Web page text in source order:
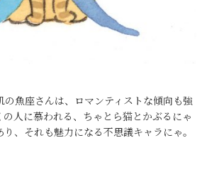
魚座さんは、ロマンティストな傾向も強
の人に慕われる、ちゃとら猫とかぶるにゃ
、それも魅力になる不思議キャラにゃ。